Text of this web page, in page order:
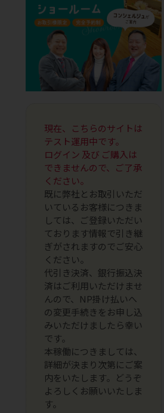
現在、こちらのサイトは
テスト運用中です。
ログイン 及び ご購入は
できませんので、ご了承
ください。
既に弊社とお取引いただ
いているお客様につきま
しては、ご登録いただい
ております情報で引き継
ぎがされますのでご安心
ください。
代引き決済、銀行振込決
済はご利用いただけませ
んので、NP掛け払いへ
の変更手続きをお申し込
みいただけましたら幸い
です。
本稼働につきましては、
詳細が決まり次第にご案
内をいたします。どうぞ
よろしくお願いいたしま
す。